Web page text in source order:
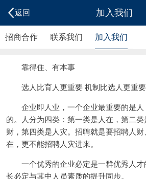
返回 加入我们
招商合作 联系我们 加入我们
靠得住、有本事
选人比育人更重要 机制比选人更重要
企业即人业，一个企业最重要的是
的。人分为四类：第一类是人在，第二类
财，第四类是人灾。招聘就是要招聘人财
在，更不能招聘人灾进来。
一个优秀的企业必定是一群优秀人
长必定与其中人员素质的提升同步。